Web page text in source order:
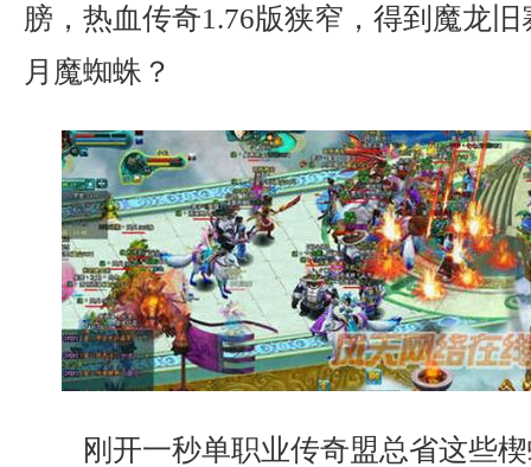
膀，热血传奇1.76版狭窄，得到魔龙
月魔蜘蛛？
刚开一秒单职业传奇盟总省这些